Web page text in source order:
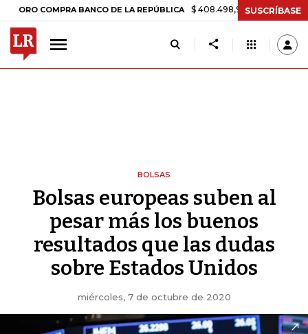
COMPRA BANCO DE LA REPÚBLICA $ 408.498,97 +$ 8.753,81 +2,19%
SUSCRÍBASE
BOLSAS
Bolsas europeas suben al
pesar más los buenos
resultados que las dudas
sobre Estados Unidos
miércoles, 7 de octubre de 2020